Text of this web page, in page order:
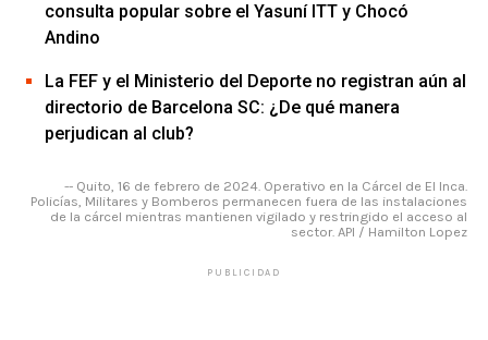
consulta popular sobre el Yasuní ITT y Chocó
Andino
La FEF y el Ministerio del Deporte no registran aún al
directorio de Barcelona SC: ¿De qué manera
perjudican al club?
-- Quito, 16 de febrero de 2024. Operativo en la Cárcel de El Inca.
Policías, Militares y Bomberos permanecen fuera de las instalaciones
de la cárcel mientras mantienen vigilado y restringido el acceso al
sector. API / Hamilton Lopez
PUBLICIDAD